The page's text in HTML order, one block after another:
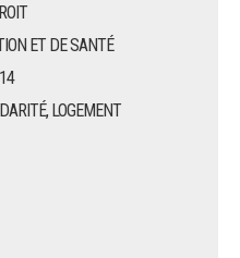
ET DE SANTÉ
LOGEMENT